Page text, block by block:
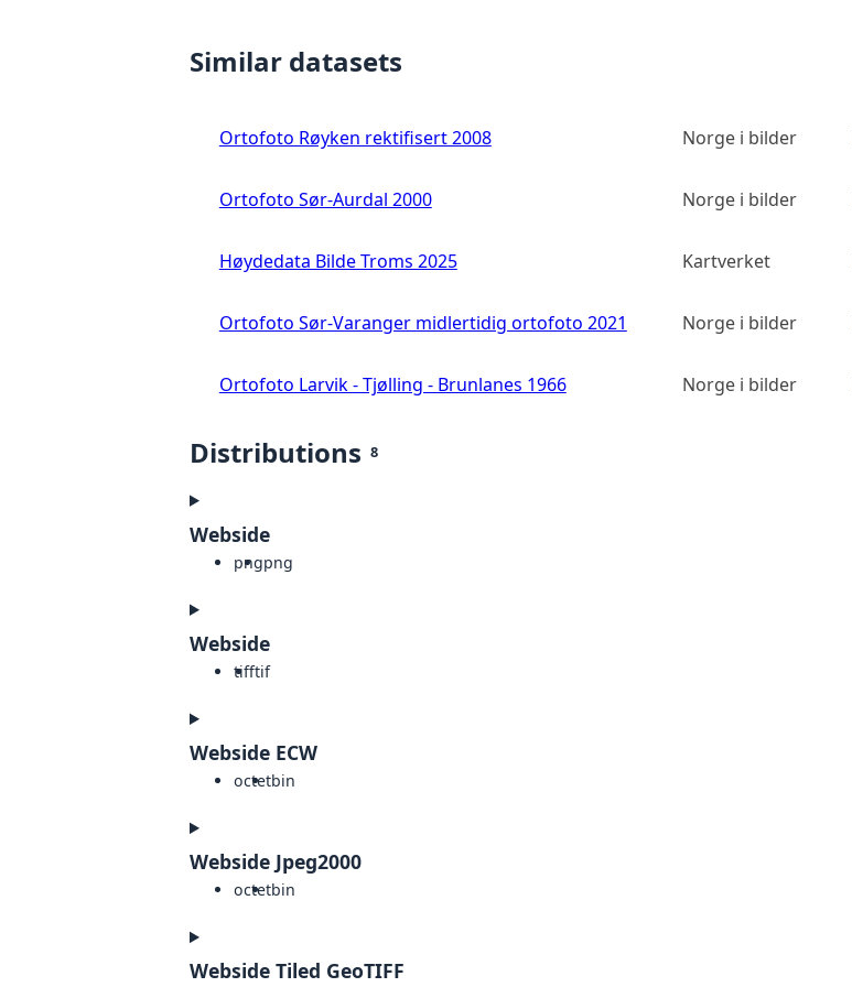
Similar datasets
Ortofoto Røyken rektifisert 2008 Norge i bilder
Ortofoto Sør-Aurdal 2000 Norge i bilder
Høydedata Bilde Troms 2025 Kartverket
Ortofoto Sør-Varanger midlertidig ortofoto 2021 Norge i bilder
Ortofoto Larvik - Tjølling - Brunlanes 1966 Norge i bilder
Distributions 8
Webside
pngpng
Webside
tifftif
Webside ECW
octetbin
Webside Jpeg2000
octetbin
Webside Tiled GeoTIFF